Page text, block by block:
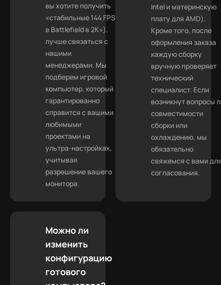
вы хотите получить
«стабильные 144 FPS
в Battlefield в 2K»),
лучше связаться с
нашими
менеджерами. Мы
подберем игровой
компьютер, который
гарантированно
справится с вашими
любимыми
проектами на
ультра-настройках,
учитывая
разрешение вашего
монитора.
Intel и материнскую
плату для AMD).
Кроме того, после
оформления заказа
каждую сборку
вручную проверяет
технический
специалист. Если
возникнут вопросы
совместимости
сборки или
охлаждению, мы
обязательно
свяжемся с вами
согласования.
Можно ли
изменить
конфигурацию
готового